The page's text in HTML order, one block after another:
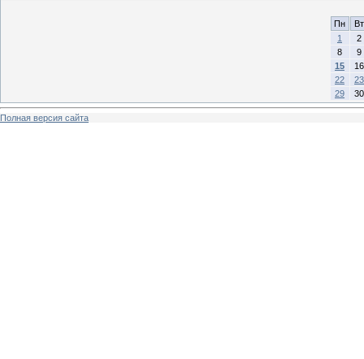
Пн
Вт
1
2
8
9
15
16
22
23
29
30
Полная версия сайта